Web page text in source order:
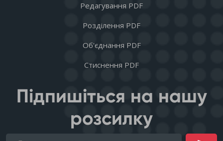
Редагування PDF
Розділення PDF
Об'єднання PDF
Стиснення PDF
Підпишіться на нашу
розсилку